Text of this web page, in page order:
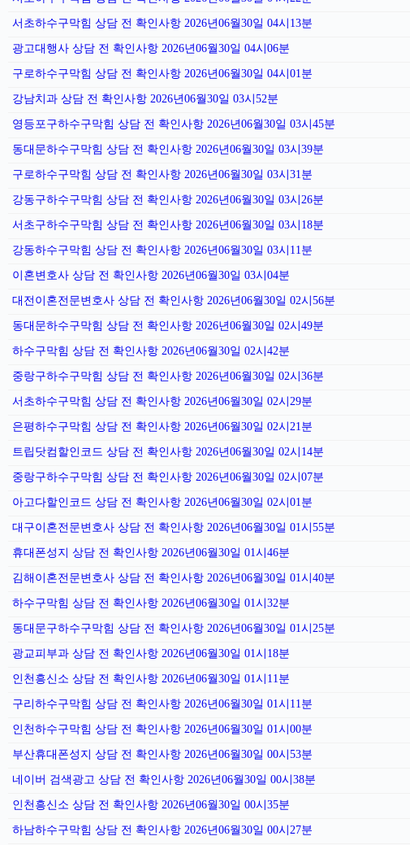
서초하수구막힘 상담 전 확인사항 2026년06월30일 04시13분
광고대행사 상담 전 확인사항 2026년06월30일 04시06분
구로하수구막힘 상담 전 확인사항 2026년06월30일 04시01분
강남치과 상담 전 확인사항 2026년06월30일 03시52분
영등포구하수구막힘 상담 전 확인사항 2026년06월30일 03시45분
동대문하수구막힘 상담 전 확인사항 2026년06월30일 03시39분
구로하수구막힘 상담 전 확인사항 2026년06월30일 03시31분
강동구하수구막힘 상담 전 확인사항 2026년06월30일 03시26분
서초구하수구막힘 상담 전 확인사항 2026년06월30일 03시18분
강동하수구막힘 상담 전 확인사항 2026년06월30일 03시11분
이혼변호사 상담 전 확인사항 2026년06월30일 03시04분
대전이혼전문변호사 상담 전 확인사항 2026년06월30일 02시56분
동대문하수구막힘 상담 전 확인사항 2026년06월30일 02시49분
하수구막힘 상담 전 확인사항 2026년06월30일 02시42분
중랑구하수구막힘 상담 전 확인사항 2026년06월30일 02시36분
서초하수구막힘 상담 전 확인사항 2026년06월30일 02시29분
은평하수구막힘 상담 전 확인사항 2026년06월30일 02시21분
트립닷컴할인코드 상담 전 확인사항 2026년06월30일 02시14분
중랑구하수구막힘 상담 전 확인사항 2026년06월30일 02시07분
아고다할인코드 상담 전 확인사항 2026년06월30일 02시01분
대구이혼전문변호사 상담 전 확인사항 2026년06월30일 01시55분
휴대폰성지 상담 전 확인사항 2026년06월30일 01시46분
김해이혼전문변호사 상담 전 확인사항 2026년06월30일 01시40분
하수구막힘 상담 전 확인사항 2026년06월30일 01시32분
동대문구하수구막힘 상담 전 확인사항 2026년06월30일 01시25분
광교피부과 상담 전 확인사항 2026년06월30일 01시18분
인천흥신소 상담 전 확인사항 2026년06월30일 01시11분
구리하수구막힘 상담 전 확인사항 2026년06월30일 01시11분
인천하수구막힘 상담 전 확인사항 2026년06월30일 01시00분
부산휴대폰성지 상담 전 확인사항 2026년06월30일 00시53분
네이버 검색광고 상담 전 확인사항 2026년06월30일 00시38분
인천흥신소 상담 전 확인사항 2026년06월30일 00시35분
하남하수구막힘 상담 전 확인사항 2026년06월30일 00시27분